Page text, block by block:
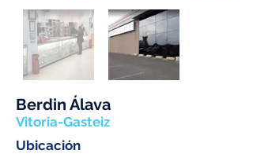
Berdin Álava
Vitoria-Gasteiz
Ubicación